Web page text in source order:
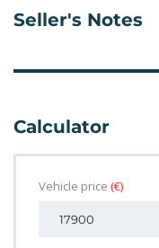
Seller's Notes
Calculator
Vehicle price (€)